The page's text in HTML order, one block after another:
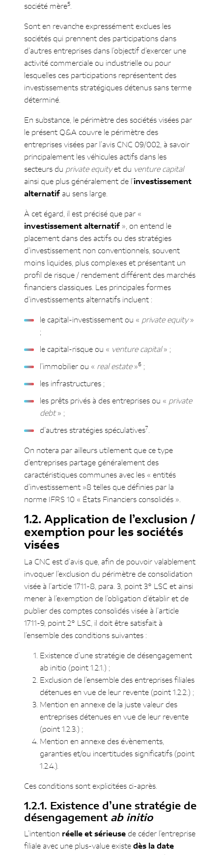
société mère5.
Sont en revanche expressément exclues les
sociétés qui prennent des participations dans
d’autres entreprises dans l’objectif d’exercer une
activité commerciale ou industrielle ou pour
lesquelles ces participations représentent des
investissements stratégiques détenus sans terme
déterminé.
En substance, le périmètre des sociétés visées par
le présent Q&A couvre le périmètre des
entreprises visées par l’avis CNC 09/002, à savoir
principalement les véhicules actifs dans les
secteurs du private equityet du venture capital
ainsi que plus généralement de l’investissement
alternatifau sens large.
À cet égard, il est précisé que par «
investissement alternatif», on entend le
placement dans des actifs ou des stratégies
d’investissement non conventionnels, souvent
moins liquides, plus complexes et présentant un
profil de risque / rendement différent des marchés
financiers classiques. Les principales formes
d’investissements alternatifs incluent :
le capital-investissement ou « private equity»
;
le capital-risque ou « venture capital» ;
l’immobilier ou « real estate»6;
les infrastructures ;
les prêts privés à des entreprises ou « private
debt» ;
d’autres stratégies spéculatives7.
On notera par ailleurs utilement que ce type
d’entreprises partage généralement des
caractéristiques communes avec les « entités
d’investissement »8 telles que définies par la
norme IFRS 10 « États Financiers consolidés ».
Application de l’exclusion /
exemption pour les sociétés
visées
La CNC est d’avis que, afin de pouvoir valablement
invoquer l’exclusion du périmètre de consolidation
visée à l’article 1711-8, para. 3, point 3° LSC et ainsi
mener à l’exemption de l’obligation d’établir et de
publier des comptes consolidés visée à l’article
1711-9, point 2° LSC, il doit être satisfait à
l’ensemble des conditions suivantes :
Existence d’une stratégie de désengagement
ab initio (point 1.2.1.) ;
Exclusion de l’ensemble des entreprises filiales
détenues en vue de leur revente (point 1.2.2.) ;
Mention en annexe de la juste valeur des
entreprises détenues en vue de leur revente
(point 1.2.3.) ;
Mention en annexe des évènements,
garanties et/ou incertitudes significatifs (point
1.2.4.).
Ces conditions sont explicitées ci-après.
Existence d’une stratégie de
désengagement ab initio
L’intention réelle et sérieusede céder l’entreprise
filiale avec une plus-value existe dès la date